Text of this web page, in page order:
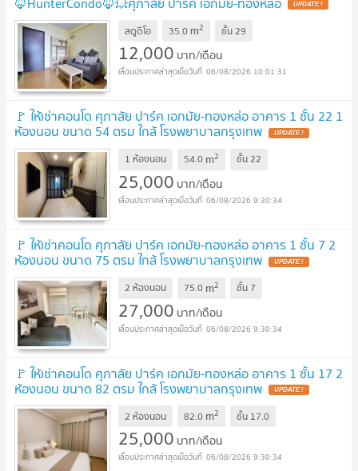
สตูดิโอ 35.0 m2 ชั้น29
12,000 บาท/เดือน
06/08/2026 10:01:31
🚩 ให้เช่าคอนโด ศุภาลัย ปาร์ค เอกมัย-ทองหล่อ อาคาร 1 ชั้น 22 1
ห้องนอน ขนาด 54 ตรม ใกล้ โรงพยาบาลกรุงเทพ
1 ห้องนอน 54.0 m2 ชั้น22
25,000 บาท/เดือน
06/08/2026 9:30:34
🚩 ให้เช่าคอนโด ศุภาลัย ปาร์ค เอกมัย-ทองหล่อ อาคาร 1 ชั้น 7 2
ห้องนอน ขนาด 75 ตรม ใกล้ โรงพยาบาลกรุงเทพ
2 ห้องนอน 75.0 m2 ชั้น 7
27,000 บาท/เดือน
06/08/2026 9:30:34
🚩 ให้เช่าคอนโด ศุภาลัย ปาร์ค เอกมัย-ทองหล่อ อาคาร 1 ชั้น 17 2
ห้องนอน ขนาด 82 ตรม ใกล้ โรงพยาบาลกรุงเทพ
2 ห้องนอน 82.0 m2 ชั้น 17.0
25,000 บาท/เดือน
06/08/2026 9:30:34